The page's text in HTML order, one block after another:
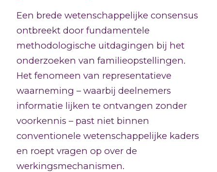
Een brede wetenschappelijke consensus
ontbreekt door fundamentele
methodologische uitdagingen bij het
onderzoeken van familieopstellingen.
Het fenomeen van representatieve
waarneming – waarbij deelnemers
informatie lijken te ontvangen zonder
voorkennis – past niet binnen
conventionele wetenschappelijke kaders
en roept vragen op over de
werkingsmechanismen.